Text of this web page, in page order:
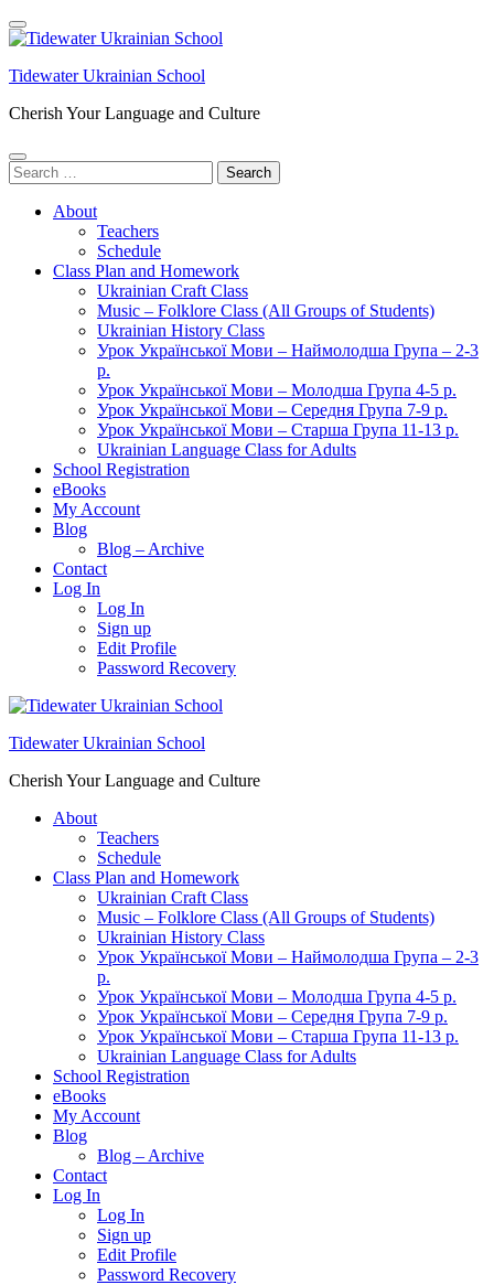
Skip
to
(Press
Tidewater Ukrainian School
Cherish Your Language and Culture
Search
for:
About
Teachers
Schedule
Class Plan and Homework
Ukrainian Craft Class
Music – Folklore Class (All Groups of Students)
Ukrainian History Class
Урок Української Мови – Наймолодша Група – 2-3
р.
Урок Української Мови – Молодша Група 4-5 р.
Урок Української Мови – Середня Група 7-9 р.
Урок Української Мови – Старша Група 11-13 р.
Ukrainian Language Class for Adults
School Registration
eBooks
My Account
Blog
Blog – Archive
Contact
Log In
Log In
Sign up
Edit Profile
Password Recovery
Tidewater Ukrainian School
Cherish Your Language and Culture
About
Teachers
Schedule
Class Plan and Homework
Ukrainian Craft Class
Music – Folklore Class (All Groups of Students)
Ukrainian History Class
Урок Української Мови – Наймолодша Група – 2-3
р.
Урок Української Мови – Молодша Група 4-5 р.
Урок Української Мови – Середня Група 7-9 р.
Урок Української Мови – Старша Група 11-13 р.
Ukrainian Language Class for Adults
School Registration
eBooks
My Account
Blog
Blog – Archive
Contact
Log In
Log In
Sign up
Edit Profile
Password Recovery